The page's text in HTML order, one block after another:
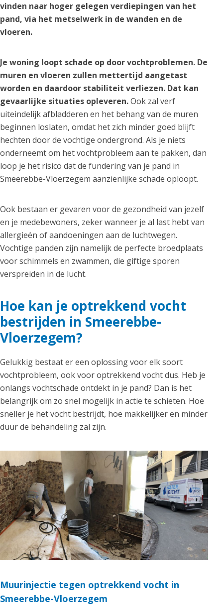
vinden naar hoger gelegen verdiepingen van het
pand, via het metselwerk in de wanden en de
vloeren.
Je woning loopt schade op door vochtproblemen. De
muren en vloeren zullen mettertijd aangetast
worden en daardoor stabiliteit verliezen. Dat kan
gevaarlijke situaties opleveren.Ook zal verf
uiteindelijk afbladderen en het behang van de muren
beginnen loslaten, omdat het zich minder goed blijft
hechten door de vochtige ondergrond. Als je niets
onderneemt om het vochtprobleem aan te pakken, dan
loop je het risico dat de fundering van je pand in
Smeerebbe-Vloerzegem aanzienlijke schade oploopt.
Ook bestaan er gevaren voor de gezondheid van jezelf
en je medebewoners, zeker wanneer je al last hebt van
allergieën of aandoeningen aan de luchtwegen.
Vochtige panden zijn namelijk de perfecte broedplaats
voor schimmels en zwammen, die giftige sporen
verspreiden in de lucht.
Hoe kan je optrekkend vocht
bestrijden in Smeerebbe-
Vloerzegem?
Gelukkig bestaat er een oplossing voor elk soort
vochtprobleem, ook voor optrekkend vocht dus. Heb je
onlangs vochtschade ontdekt in je pand? Dan is het
belangrijk om zo snel mogelijk in actie te schieten. Hoe
sneller je het vocht bestrijdt, hoe makkelijker en minder
duur de behandeling zal zijn.
Muurinjectie tegen optrekkend vocht in
Smeerebbe-Vloerzegem